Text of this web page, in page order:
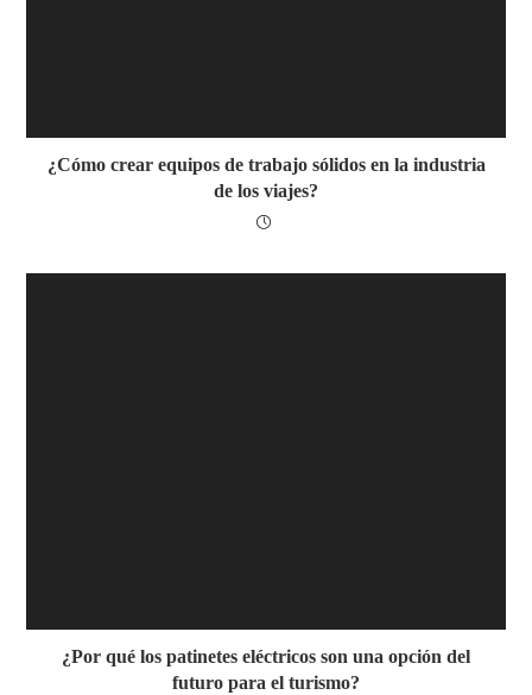
¿Cómo crear equipos de trabajo sólidos en la industria
de los viajes?
¿Por qué los patinetes eléctricos son una opción del
futuro para el turismo?